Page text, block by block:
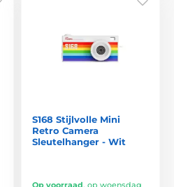
S168 Stijlvolle Mini
Retro Camera
Sleutelhanger - Wit
Op voorraad, op woensdag